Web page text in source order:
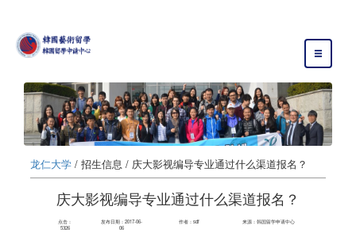
Toggle
navigation
龙仁大学 / 招生信息 / 庆大影视编导专业通过什么渠道报名？
庆大影视编导专业通过什么渠道报名？
点击：
5326
发布日期：2017-06-
06
作者：sdf 来源：韩国留学申请中心